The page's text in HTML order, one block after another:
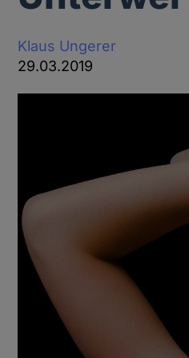
Klaus Ungerer
29.03.2019